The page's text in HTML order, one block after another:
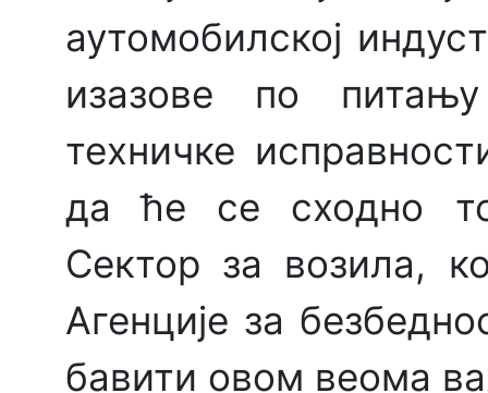
аутомобилској
изазове по питању
техничке
да ће се сходно
Сектор за возила,
Агенције за
бавити овом веома